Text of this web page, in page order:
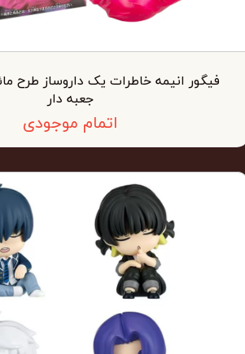
فیگور انیمه خاطرات یک داروساز طرح
جعبه دار
اتمام موجودی